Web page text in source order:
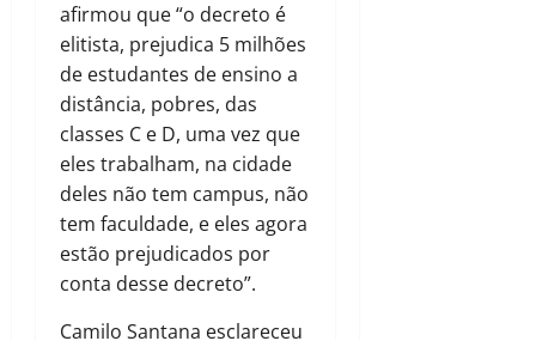
afirmou que “o decreto é
elitista, prejudica 5 milhões
de estudantes de ensino a
distância, pobres, das
classes C e D, uma vez que
eles trabalham, na cidade
deles não tem campus, não
tem faculdade, e eles agora
estão prejudicados por
conta desse decreto”.
Camilo Santana esclareceu